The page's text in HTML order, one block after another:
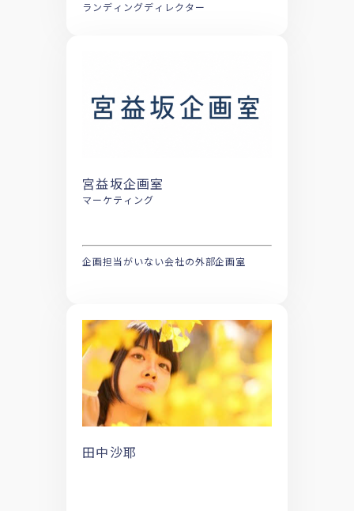
ランディングディレクター
宮益坂企画室
マーケティング
企画担当がいない会社の外部企画室
田中沙耶